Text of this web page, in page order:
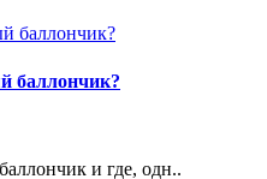
баллончик?
и где, одн..